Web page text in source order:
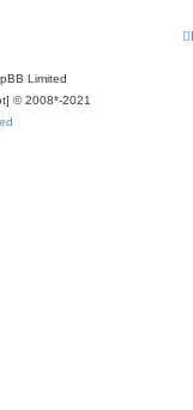
Limited
© 2008*-2021